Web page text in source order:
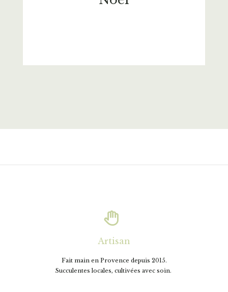

Artisan
Fait main en Provence depuis 2015.
Succulentes locales, cultivées avec soin.